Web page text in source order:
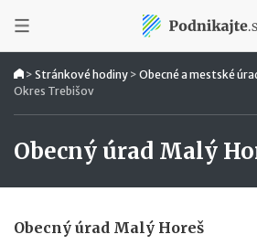
> Stránkové hodiny > Obecné a mestské
Okres Trebišov
Obecný úrad Malý
Obecný úrad Malý Horeš